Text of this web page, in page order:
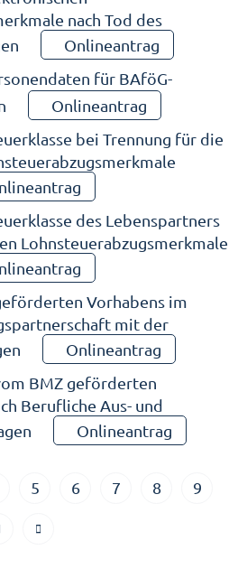
nach Tod des
Onlineantrag
für BAföG-
Onlineantrag
bei Trennung für die
des Lebenspartners
Lohnsteuerabzugsmerkmale
Vorhabens im
mit der
Onlineantrag
BMZ geförderten
Berufliche Aus- und
Onlineantrag
5 6 7 8 9